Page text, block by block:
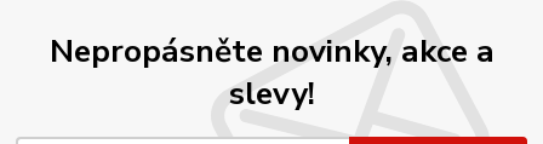
Nepropásněte novinky, akce a
slevy!